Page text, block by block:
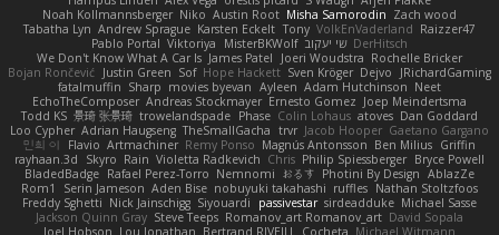
Noah Kollmannsberger Niko Austin Root Misha Samorodin Zach wood
Tabatha Lyn Andrew Sprague Karsten Eckelt Tony VolkEnVaderland Raizzer47
Pablo Portal Viktoriya MisterBKWolf שי יעקוב DerHitsch
We Don't Know What A Car Is James Patel Joeri Woudstra Rochelle Bricker
Bojan Rončević Justin Green Sof Hope Hackett Sven Kröger Dejvo
JRichardGaming
fatalmuffin Sharp movies byevan Ayleen Adam Hutchinson Neet
EchoTheComposer Andreas Stockmayer Ernesto Gomez Joep Meindertsma
Todd KS 景琦 张景琦 trowelandspade Phase Colin Lohaus atoves Dan Goddard
Loo Cypher Adrian Haugseng TheSmallGacha trvr Jacob Hooper Gaetano Gargano
민희 이
Flavio Artmachiner Remy Ponso Magnús Antonsson Ben Milius Griffin
rayhaan.3d
Skyro Rain Violetta Radkevich Chris Philip Spiessberger Bryce Powell
BladedBadge Rafael Perez-Torro Nemnomi おるす Photini By Design AblazZe
Rom1
Serin Jameson Aden Bise nobuyuki takahashi ruffles Nathan Stoltzfoos
Freddy Sghetti Nick Jainschigg Siyouardi passivestar sirdeadduke Michael Sasse
Jackson Quinn Gray Steve Teeps Romanov_art Romanov_art David Sopala